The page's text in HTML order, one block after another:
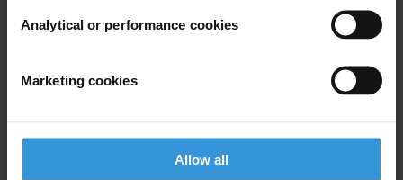
Analytical or performance cookies
Marketing cookies
Allow all
View our Privacy Policy